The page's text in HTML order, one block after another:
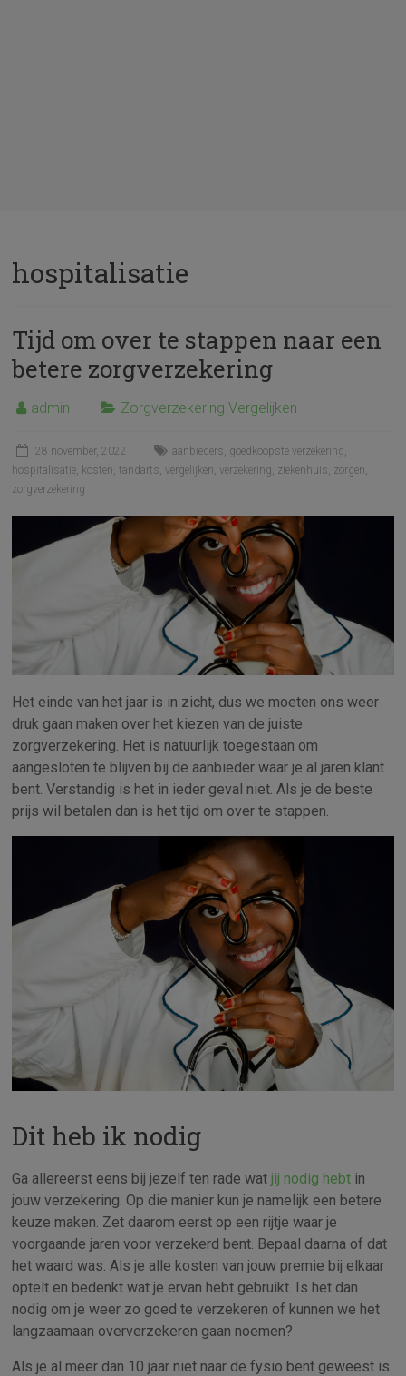
hospitalisatie
Tijd om over te stappen naar een
betere zorgverzekering
admin Zorgverzekering Vergelijken
28 november, 2022 aanbieders, goedkoopste verzekering,
hospitalisatie, kosten,tandarts,vergelijken,verzekering, ziekenhuis, zorgen,
zorgverzekering
Het einde van het jaar is in zicht, dus we moeten ons weer
druk gaan maken over het kiezen van de juiste
zorgverzekering. Het is natuurlijk toegestaan om
aangesloten te blijven bij de aanbieder waar je al jaren klant
bent. Verstandig is het in ieder geval niet. Als je de beste
prijs wil betalen dan is het tijd om over te stappen.
Dit heb ik nodig
Ga allereerst eens bij jezelf ten rade wat jij nodig hebt in
jouw verzekering. Op die manier kun je namelijk een betere
keuze maken. Zet daarom eerst op een rijtje waar je
voorgaande jaren voor verzekerd bent. Bepaal daarna of dat
het waard was. Als je alle kosten van jouw premie bij elkaar
optelt en bedenkt wat je ervan hebt gebruikt. Is het dan
nodig om je weer zo goed te verzekeren of kunnen we het
langzaamaan oververzekeren gaan noemen?
Als je al meer dan 10 jaar niet naar de fysio bent geweest is